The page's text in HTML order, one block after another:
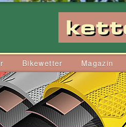
Bikewetter Magazin